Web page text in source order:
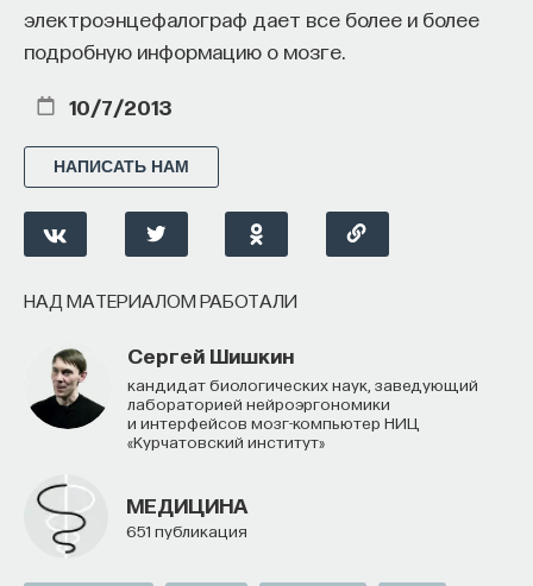
электроэнцефалограф дает все более и более
подробную информацию о мозге.
10/7/2013
НАПИСАТЬ НАМ
НАД МАТЕРИАЛОМ РАБОТАЛИ
Сергей Шишкин
кандидат биологических наук, заведующий
лабораторией нейроэргономики
и интерфейсов мозг-компьютер НИЦ
«Курчатовский институт»
МЕДИЦИНА
651 публикация
6/30/2026
НАПИСАТЬ НАМ
НАД МАТЕРИАЛОМ РАБОТАЛИ
Ивар Максутов
Ульяна Раведовская
Сения Долгачева
редактор ПостНауки